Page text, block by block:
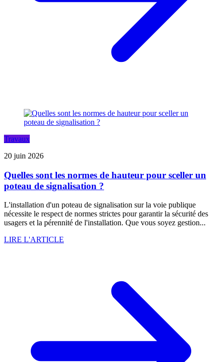
Travaux
20 juin 2026
Quelles sont les normes de hauteur pour sceller un
poteau de signalisation ?
L'installation d'un poteau de signalisation sur la voie publique
nécessite le respect de normes strictes pour garantir la sécurité des
usagers et la pérennité de l'installation. Que vous soyez gestion...
LIRE L'ARTICLE